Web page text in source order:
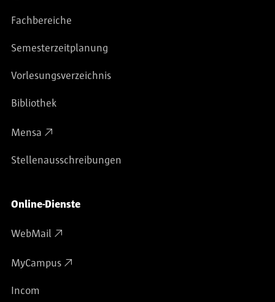
Fachbereiche
Semesterzeitplanung
Vorlesungsverzeichnis
Bibliothek
Mensa
Stellenausschreibungen
Online-Dienste
WebMail
MyCampus
Incom